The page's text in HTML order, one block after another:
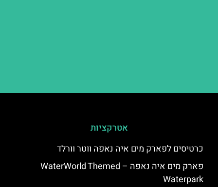
אטרקציות
כרטיסים לפארק מים איה נאפה ווטר וורלד
פארק מים איה נאפה – ‪‪WaterWorld Themed
Waterpark‬‬